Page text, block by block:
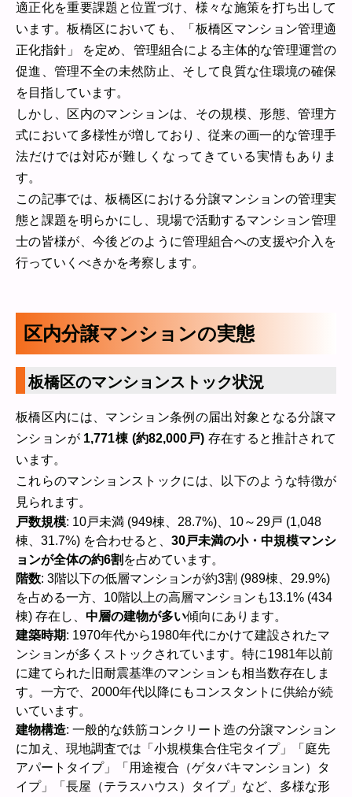
適正化を重要課題と位置づけ、様々な施策を打ち出して
います。板橋区においても、「板橋区マンション管理適
正化指針」 を定め、管理組合による主体的な管理運営の
促進、管理不全の未然防止、そして良質な住環境の確保
を目指しています。
しかし、区内のマンションは、その規模、形態、管理方
式において多様性が増しており、従来の画一的な管理手
法だけでは対応が難しくなってきている実情もありま
す。
この記事では、板橋区における分譲マンションの管理実
態と課題を明らかにし、現場で活動するマンション管理
士の皆様が、今後どのように管理組合への支援や介入を
行っていくべきかを考察します。
区内分譲マンションの実態
板橋区のマンションストック状況
板橋区内には、マンション条例の届出対象となる分譲マ
ンションが 1,771棟 (約82,000戸) 存在すると推計されて
います。
これらのマンションストックには、以下のような特徴が
見られます。
戸数規模: 10戸未満 (949棟、28.7%)、10～29戸 (1,048
棟、31.7%) を合わせると、 30戸未満の小・中規模マンシ
ョンが全体の約6割 を占めています。
階数: 3階以下の低層マンションが約3割 (989棟、29.9%)
を占める一方、10階以上の高層マンションも13.1% (434
棟) 存在し、 中層の建物が多い傾向にあります。
建築時期: 1970年代から1980年代にかけて建設されたマ
ンションが多くストックされています。特に1981年以前
に建てられた旧耐震基準のマンションも相当数存在しま
す。一方で、2000年代以降にもコンスタントに供給が続
いています。
建物構造: 一般的な鉄筋コンクリート造の分譲マンション
に加え、現地調査では「小規模集合住宅タイプ」「庭先
アパートタイプ」「用途複合（ゲタバキマンション）タ
イプ」「長屋（テラスハウス）タイプ」など、多様な形